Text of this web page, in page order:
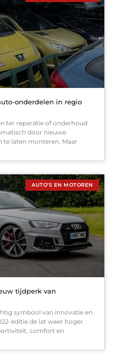
onderdelen in regio
ter reparatie of onderhoud
door nieuwe
te laten monteren. Maar
AUTO’S EN MOTOREN
tijdperk van
symbool van innovatie en
editie de lat weer hoger
comfort en